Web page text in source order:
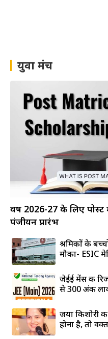
युवा मंच
वर्ष 2026-27 के लिए पोस्ट
पंजीयन प्रारंभ
श्रमिकों के
मौका- ESIC
जेईई मेंस की
से 300 अंक
जया किशोरी
होना है, तो